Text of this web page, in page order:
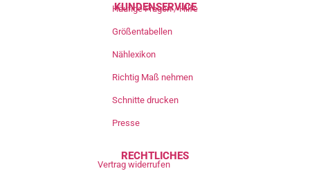
KUNDENSERVICE
Häufige Fragen / Hilfe
Größentabellen
Nählexikon
Richtig Maß nehmen
Schnitte drucken
Presse
RECHTLICHES
Vertrag widerrufen